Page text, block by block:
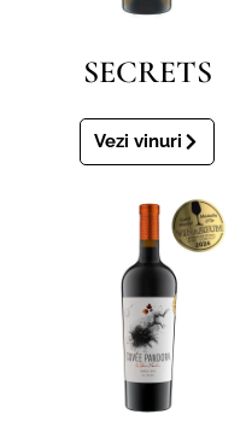
SECRETS
Vezi vinuri